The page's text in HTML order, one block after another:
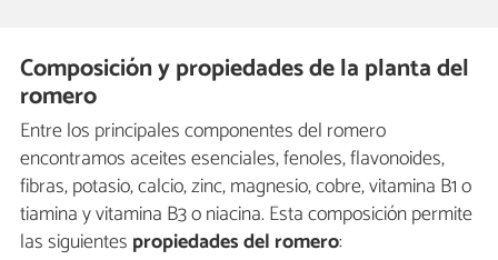
Composición y propiedades de la planta del
romero
Entre los principales componentes del romero
encontramos aceites esenciales, fenoles, flavonoides,
fibras, potasio, calcio, zinc, magnesio, cobre, vitamina B1 o
tiamina y vitamina B3 o niacina. Esta composición permite
las siguientes propiedades del romero: